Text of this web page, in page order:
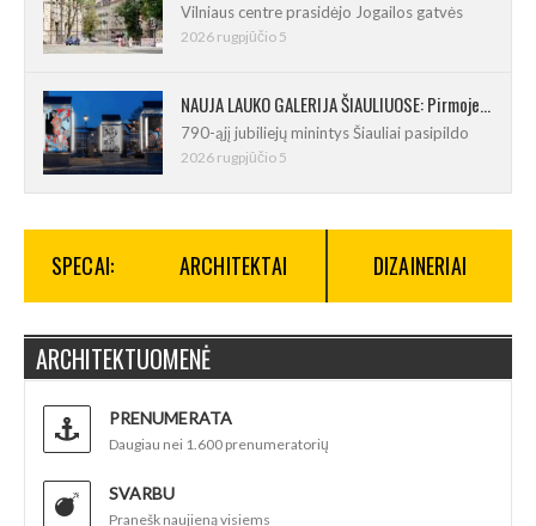
Vilniaus centre prasidėjo Jogailos gatvės
2026 rugpjūčio 5
NAUJA LAUKO GALERIJA ŠIAULIUOSE: Pirmoje ekspozicijoje – Eduardo Juchnevičiaus kūryba
790-ąjį jubiliejų minintys Šiauliai pasipildo
2026 rugpjūčio 5
SPECAI: ARCHITEKTAI DIZAINERIAI
ARCHITEKTUOMENĖ
PRENUMERATA
Daugiau nei 1.600 prenumeratorių
SVARBU
Pranešk naujieną visiems